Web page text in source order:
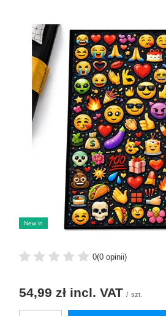
New in
0(0 opinii)
54,99 zł incl. VAT / szt.